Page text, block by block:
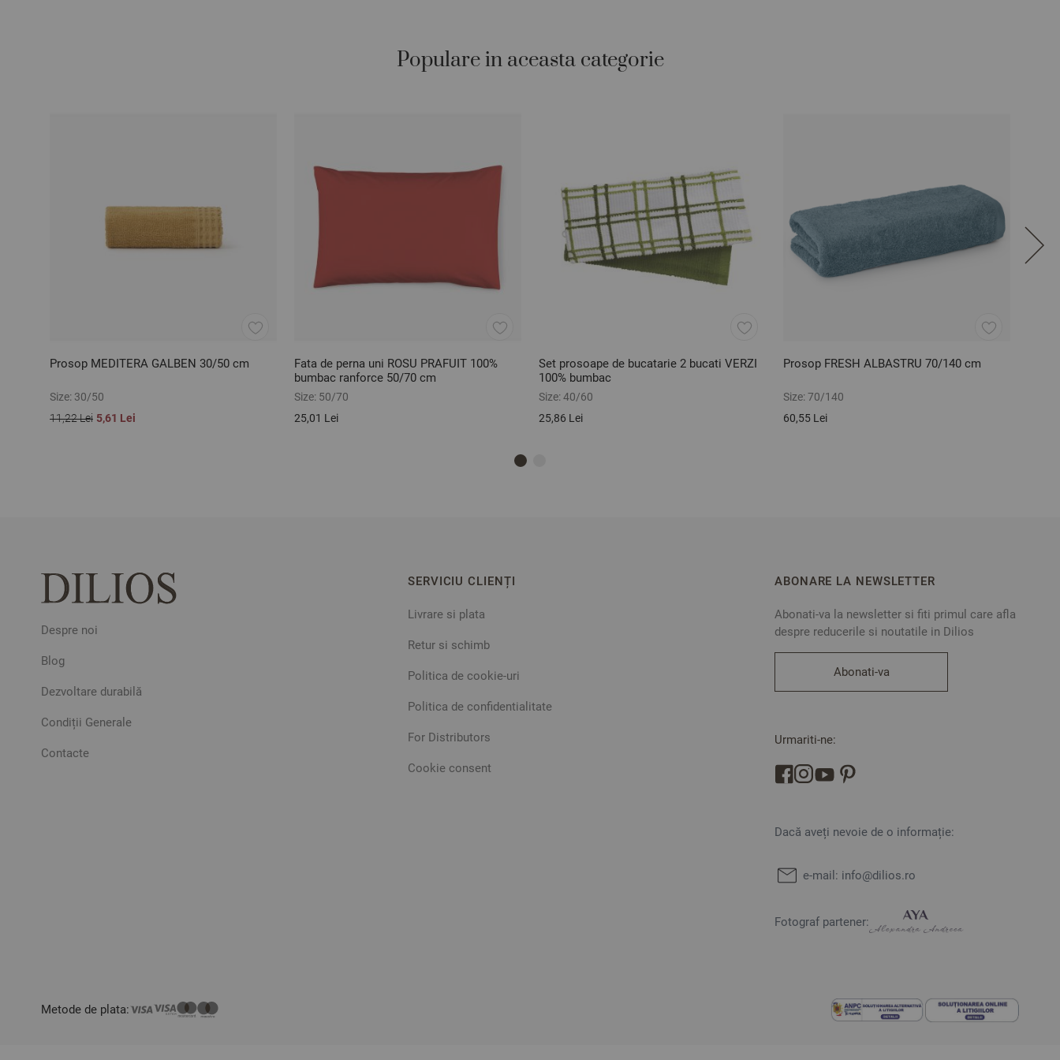
Populare in aceasta categorie
Prosop MEDITERA GALBEN 30/50 cm
Size: 30/50
11,22 Lei 5,61 Lei
Fata de perna uni ROSU PRAFUIT 100%
bumbac ranforce 50/70 cm
Size: 50/70
25,01 Lei
Set prosoape de bucatarie 2 bucati VERZI
100% bumbac
Size:40/60
25,86 Lei
Prosop FRESH ALBASTRU 70/140 cm
Size:70/140
60,55 Lei
Despre noi
Blog
Dezvoltare durabilă
Condiții Generale
Contacte
SERVICIU CLIENȚI
Livrare si plata
Retur si schimb
Politica de cookie-uri
Politica de confidentialitate
For Distributors
Cookie consent
ABONARE LA NEWSLETTER
Abonati-va la newsletter si fiti primul care afla
despre reducerile si noutatile in Dilios
Abonati-va
Urmariti-ne:
Dacă aveți nevoie de o informație:
e-mail: info@dilios.ro
Fotograf partener:
Metode de plata: